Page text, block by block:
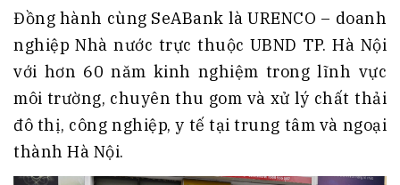
Đồng hành cùng SeABank là URENCO – doanh
nghiệp Nhà nước trực thuộc UBND TP. Hà Nội
với hơn 60 năm kinh nghiệm trong lĩnh vực
môi trường, chuyên thu gom và xử lý chất thải
đô thị, công nghiệp, y tế tại trung tâm và ngoại
thành Hà Nội.